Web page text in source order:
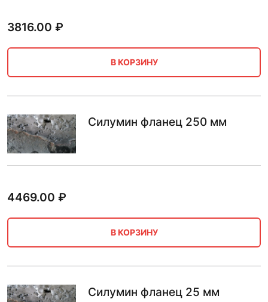
3816.00 ₽
В КОРЗИНУ
Силумин фланец 250 мм
4469.00 ₽
В КОРЗИНУ
Силумин фланец 25 мм